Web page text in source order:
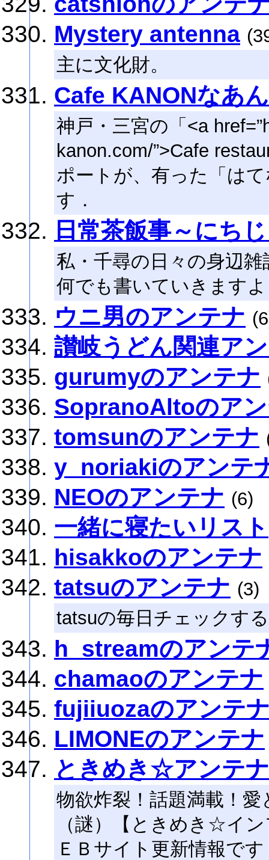
Mystery antenna
主に文化財。
Cafe KANONなあ
神戸・三宮の「<a
kanon.com/”>Cafe
ポートが、有った「は
す．
日常茶飯事～にち
私・千尋の日々の身辺雑
何でも書いていきま
ウニ男のアンテナ
讃岐うどん関連ア
gurumyのアンテナ
SopranoAltoのア
tomsunのアンテナ
y_noriakiのアンテ
NEOのアンテナ (6)
一緒に寝たいリスト
hisakkoのアンテナ
tatsuのアンテナ (3)
tatsuの毎日チェックす
h_streamのアンテ
chamaoのアンテナ
fujiiuozaのアンテ
LIMONEのアンテナ
ときめき☆アンテナ
物欲炸裂！話題満載！
（謎）【ときめき☆イ
ＥＢサイト更新情報です